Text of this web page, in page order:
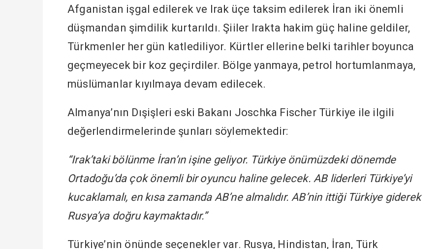
Afganistan işgal edilerek ve Irak üçe taksim edilerek İran iki önemli
düşmandan şimdilik kurtarıldı. Şiiler Irakta hakim güç haline geldiler,
Türkmenler her gün katlediliyor. Kürtler ellerine belki tarihler boyunca
geçmeyecek bir koz geçirdiler. Bölge yanmaya, petrol hortumlanmaya,
müslümanlar kıyılmaya devam edilecek.
Almanya’nın Dışişleri eski Bakanı Joschka Fischer Türkiye ile ilgili
değerlendirmelerinde şunları söylemektedir:
“Irak’taki bölünme İran’ın işine geliyor. Türkiye önümüzdeki dönemde
Ortadoğu’da çok önemli bir oyuncu haline gelecek. AB liderleri Türkiye’yi
kucaklamalı, en kısa zamanda AB’ne almalıdır. AB’nin ittiği Türkiye giderek
Rusya’ya doğru kaymaktadır.”
Türkiye’nin önünde seçenekler var. Rusya, Hindistan, İran, Türk